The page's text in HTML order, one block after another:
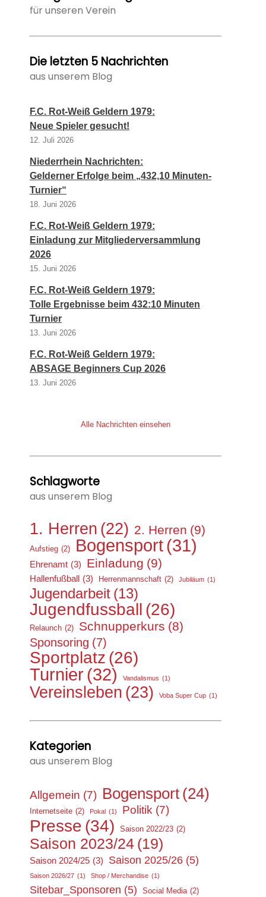
für unseren Verein
Die letzten 5 Nachrichten
aus unserem Blog
F.C. Rot-Weiß Geldern 1979:
Neue Spieler gesucht!
12. Juli 2026
Niederrhein Nachrichten:
Gelderner Erfolge beim „432,10 Minuten-
Turnier“
18. Juni 2026
F.C. Rot-Weiß Geldern 1979:
Einladung zur Mitgliederversammlung
2026
15. Juni 2026
F.C. Rot-Weiß Geldern 1979:
Tolle Ergebnisse beim 432:10 Minuten
Turnier
13. Juni 2026
F.C. Rot-Weiß Geldern 1979:
ABSAGE Beginners Cup 2026
13. Juni 2026
Alle Nachrichten einsehen
Schlagworte
aus unserem Blog
1. Herren (22) 2. Herren (9)
Aufstieg (2) Bogensport(31)
Ehrenamt (3) Einladung (9)
Hallenfußball (3) Herrenmannschaft (2) Jubiläum (1)
Jugendarbeit (13)
Jugendfussball (26)
Relaunch (2) Schnupperkurs (8)
Sponsoring (7)
Sportplatz (26)
Turnier(32) Vandalismus (1)
Vereinsleben (23) Voba Super Cup (1)
Kategorien
aus unserem Blog
Allgemein (7) Bogensport (24)
Internetseite (2) Pokal (1) Politik (7)
Presse (34) Saison 2022/23 (2)
Saison 2023/24 (19)
Saison 2024/25 (3) Saison 2025/26 (5)
Saison 2026/27 (1) Shop / Merchandise (1)
Sitebar_Sponsoren (5) Social Media (2)